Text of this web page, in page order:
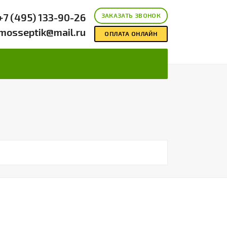
ЗАКАЗАТЬ ЗВОНОК
ОПЛАТА ОНЛАЙН
(495) 133-90-26